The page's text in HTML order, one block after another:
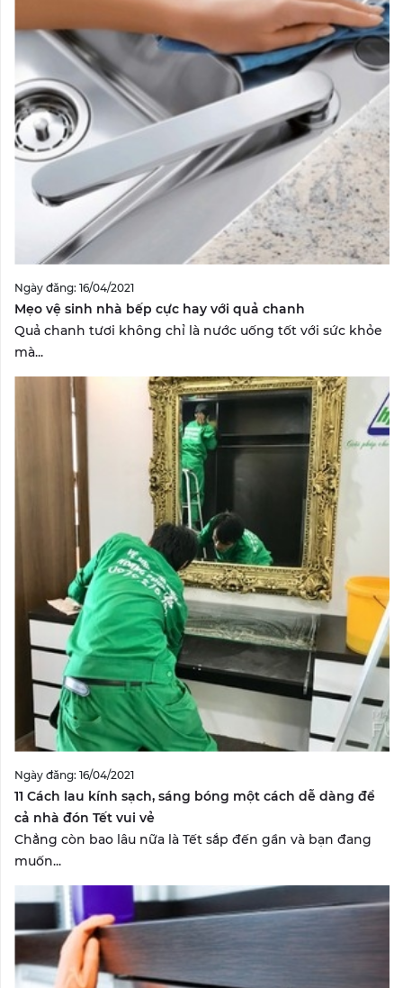
Ngày đăng: 16/04/2021
Mẹo vệ sinh nhà bếp cực hay với quả chanh
Quả chanh tươi không chỉ là nước uống tốt với sức khỏe
mà...
Ngày đăng: 16/04/2021
11 Cách lau kính sạch, sáng bóng một cách dễ dàng để
cả nhà đón Tết vui vẻ
Chẳng còn bao lâu nữa là Tết sắp đến gần và bạn đang
muốn...